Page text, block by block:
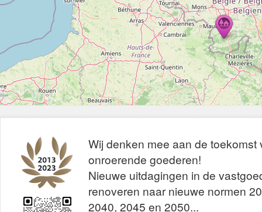
Wij denken mee aan de toekomst
onroerende goederen!
Nieuwe uitdagingen in de
renoveren naar nieuwe normen
2040, 2045 en 2050...